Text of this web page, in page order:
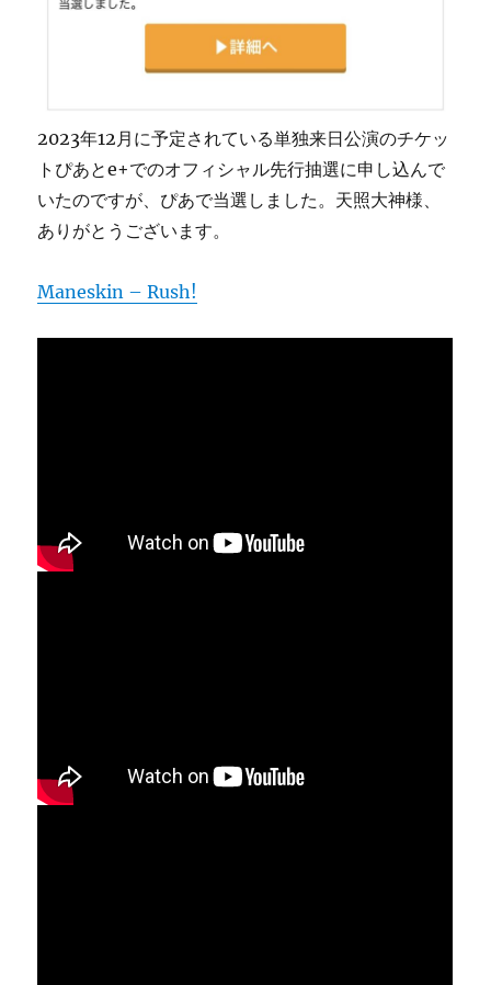
2023年12月に予定されている単独来日公演のチケッ
トぴあとe+でのオフィシャル先行抽選に申し込んで
いたのですが、ぴあで当選しました。天照大神様、
ありがとうございます。
Maneskin – Rush!